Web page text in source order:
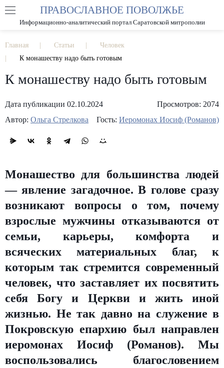
РАЗМЕР ШРИФТА А А
ПРАВОСЛАВНОЕ ПОВОЛЖЬЕ
Информационно-аналитический портал Саратовской митрополии
Главная Статьи
Человек
К монашеству надо быть готовым
К монашеству надо быть готовым
Дата публикации 02.10.2024
Просмотров: 2074
Автор: Ольга Стрелкова Гость: Иеромонах Иосиф (Романов)
Монашество для большинства людей
— явление загадочное. В голове сразу
возникают вопросы о том, почему
взрослые мужчины отказываются от
семьи, карьеры, комфорта и
всяческих материальных благ, к
которым так стремится современный
человек, что заставляет их посвятить
себя Богу и Церкви и жить иной
жизнью. Не так давно на служение в
Покровскую епархию был направлен
иеромонах Иосиф (Романов). Мы
воспользовались благословением